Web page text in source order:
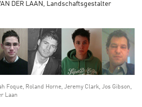
DER LAAN, Landschaftsgestalter
Foque, Roland Horne, Jeremy Clark, Jos Gibson,
Laan